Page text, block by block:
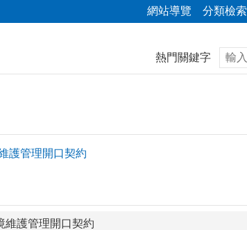
網站導覽 分類檢索
熱門關鍵字
護管理開口契約
維護管理開口契約